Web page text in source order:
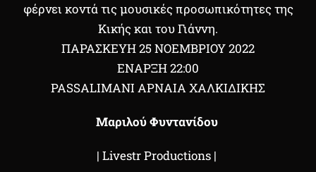
φέρνει κοντά τις μουσικές προσωπικότητες της
Κικής και του Γιάννη.
ΠΑΡΑΣΚΕΥΗ 25 ΝΟΕΜΒΡΙΟΥ 2022
ΕΝΑΡΞΗ 22:00
PASSALIMANI ΑΡΝΑΙΑ ΧΑΛΚΙΔΙΚΗΣ
Μαριλού Φυντανίδου
| Livestr Productions |